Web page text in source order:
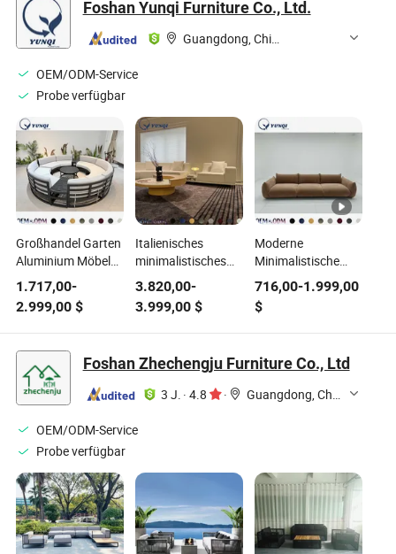
Foshan Yunqi Furniture Co., Ltd.
Guangdong, China
OEM/ODM-Service
Probe verfügbar
Großhandel Garten
Aluminium Möbel
Stoff Außen
Gartenmöbel Sofa
Set mit Feuerstelle
Tisch
1.717,00-
2.999,00 $
Italienisches
minimalistisches
Horizont
Baumwoll-Leinen-
Gewebe
Wohnzimmer Sofa
superweiche L-
förmige
Sofagarnituren
3.820,00-
3.999,00$
Moderne
Minimalistische
Wohnzimmermöbel
Bequeme
Toasterbrot Sofa
Creme Stil Stoff
716,00-1.999,00
$
Foshan Zhechengju Furniture Co., Ltd
3 J. · 4.8 · Guangdong, China
OEM/ODM-Service
Probe verfügbar